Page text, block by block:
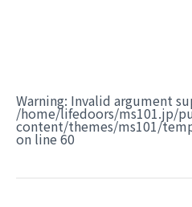
Warning: Invalid argument
/home/lifedoors/ms101.jp/
content/themes/ms101/
on line 60